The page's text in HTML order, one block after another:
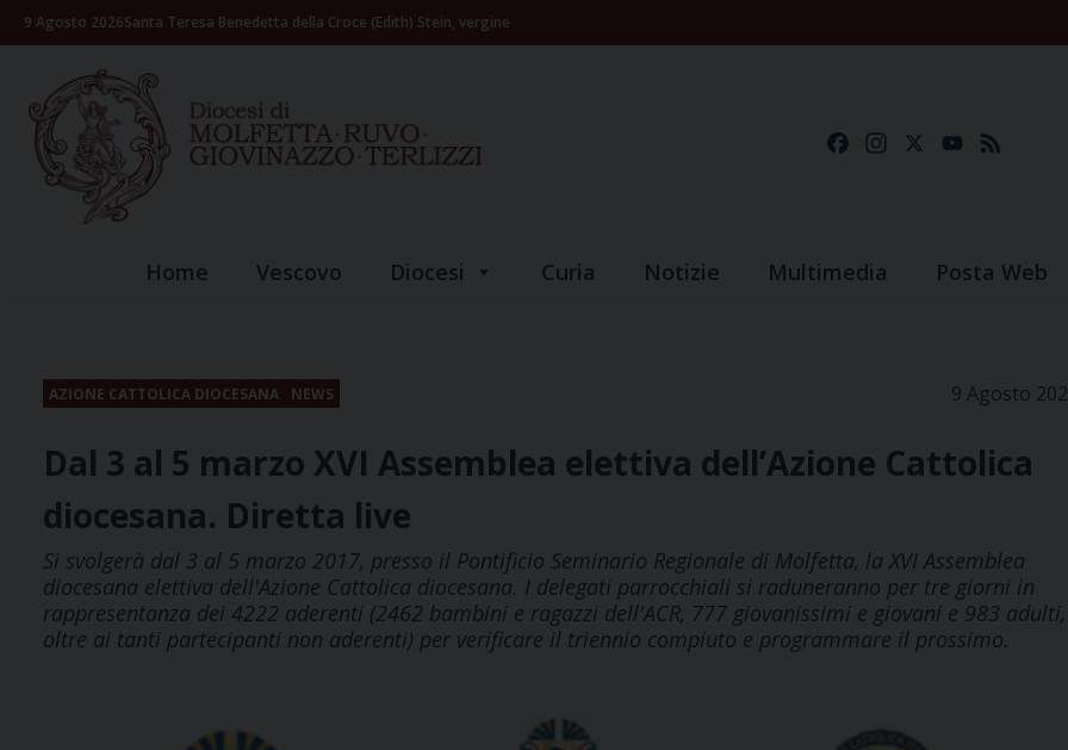
Skip9 Agosto 2026Santa Teresa Benedetta della Croce (Edith) Stein, vergine
FacebookInstagramYouTube
Home Vescovo Diocesi Curia Notizie Multimedia Posta Web
AZIONE CATTOLICA DIOCESANA NEWS 9 Agosto
Dal 3 al 5 marzo XVI Assemblea elettiva dell’Azione Cattolica
diocesana. Diretta live
Si svolgerà dal 3 al 5 marzo 2017, presso il Pontificio Seminario Regionale di Molfetta, la XVI Assemblea
diocesana elettiva dell'Azione Cattolica diocesana. I delegati parrocchiali si raduneranno per tre giorni in
rappresentanza dei 4222 aderenti (2462 bambini e ragazzi dell'ACR, 777 giovanissimi e giovani e 983 adulti,
oltre ai tanti partecipanti non aderenti) per verificare il triennio compiuto e programmare il prossimo.